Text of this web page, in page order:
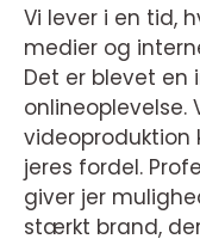
Vi lever i en tid,
medier og
Det er blevet en
onlineoplevelse.
videoproduktion
jeres fordel.
giver jer
stærkt brand,